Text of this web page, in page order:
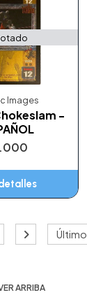
Images
-
Último
ARRIBA